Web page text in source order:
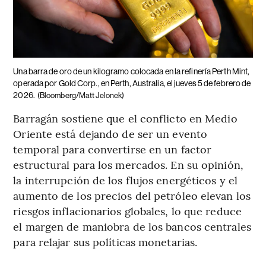
Una barra de oro de un kilogramo colocada en la refinería Perth Mint,
operada por Gold Corp., en Perth, Australia, el jueves 5 de febrero de
2026. (Bloomberg/Matt Jelonek)
Barragán sostiene que el conflicto en Medio
Oriente está dejando de ser un evento
temporal para convertirse en un factor
estructural para los mercados. En su opinión,
la interrupción de los flujos energéticos y el
aumento de los precios del petróleo elevan los
riesgos inflacionarios globales, lo que reduce
el margen de maniobra de los bancos centrales
para relajar sus políticas monetarias.